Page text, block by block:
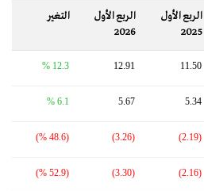
الربع الأول
2025
الربع الأول
2026
التغير‬
11.50
12.91
12.3 %
5.34
5.67
6.1 %
(2.19)
(3.26)
(48.6 %)
(2.16)
(3.30)
(52.9 %)